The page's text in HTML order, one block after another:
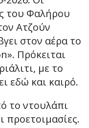
του Φαλήρου
Ατζούν
στον αέρα το
Πρόκειται
με το
εδώ και καιρό.
το ντουλάπι
προετοιμασίες.